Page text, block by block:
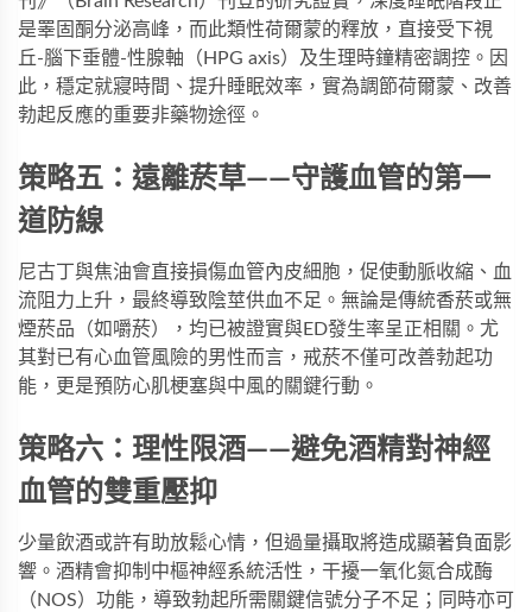
是睪固酮分泌高峰，而此類性荷爾蒙的釋放，直接受下視
丘-腦下垂體-性腺軸（HPG axis）及生理時鐘精密調控。因
此，穩定就寢時間、提升睡眠效率，實為調節荷爾蒙、改善
勃起反應的重要非藥物途徑。
策略五：遠離菸草——守護血管的第一
道防線
尼古丁與焦油會直接損傷血管內皮細胞，促使動脈收縮、血
流阻力上升，最終導致陰莖供血不足。無論是傳統香菸或無
煙菸品（如嚼菸），均已被證實與ED發生率呈正相關。尤
其對已有心血管風險的男性而言，戒菸不僅可改善勃起功
能，更是預防心肌梗塞與中風的關鍵行動。
策略六：理性限酒——避免酒精對神經
血管的雙重壓抑
少量飲酒或許有助放鬆心情，但過量攝取將造成顯著負面影
響。酒精會抑制中樞神經系統活性，干擾一氧化氮合成酶
（NOS）功能，導致勃起所需關鍵信號分子不足；同時亦可